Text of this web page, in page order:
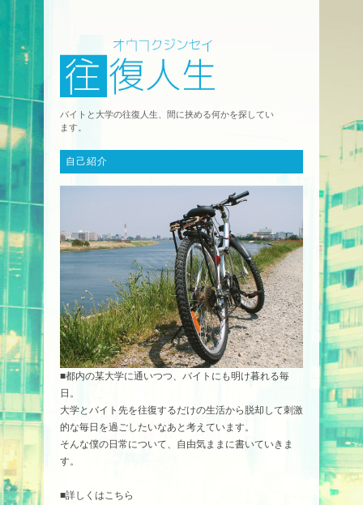
バイトと大学の往復人生、間に挟める何かを探してい
ます。
自己紹介
■都内の某大学に通いつつ、バイトにも明け暮れる毎
日。
大学とバイト先を往復するだけの生活から脱却して刺激
的な毎日を過ごしたいなあと考えています。
そんな僕の日常について、自由気ままに書いていきま
す。
■詳しくはこちら